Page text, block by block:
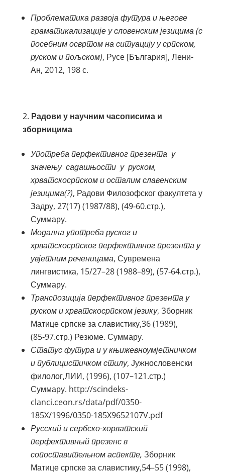
Проблематика развоја футура и његове
граматикализације у словенским језицима (с
посебним освртом на ситуацију у српском,
руском и пољском), Русе [България], Лени-
Ан, 2012, 198 с.
Радови у научним часописима и
зборницима
Употреба перфективног презента у
значењу садашњости у руском,
хрватскосрпском и осталим славенским
језицима(?), Радови Филозофског факултета у
Задру, 27(17) (1987/88), (49‑60.стр.),
Суммарy.
Модална употреба руског и
хрватскосрпског перфективног презента у
увјетним реченицама, Сувремена
лингвистика, 15/27–28 (1988–89), (57‑64.стр.),
Суммарy.
Транспозиција перфективног презента у
руском и хрватскосрпском језику, Зборник
Матице српске за славистику,36 (1989),
(85‑97.стр.) Резюме. Суммарy.
Статус футура и у књижевноумјетничком
и публицистичком стилу, Јужнословенски
филолог,ЛИИ, (1996), (107–121.стр.)
Суммарy. http://scindeks-
clanci.ceon.rs/data/pdf/0350-
185X/1996/0350-185X9652107V.pdf
Русский и сербско-хорватский
перфективный презенс в
сопоставительном аспекте, Зборник
Матице српске за славистику,54–55 (1998),